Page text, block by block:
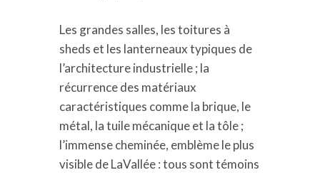
Les grandes salles, les toitures à
sheds et les lanterneaux typiques de
l’architecture industrielle ; la
récurrence des matériaux
caractéristiques comme la brique, le
métal, la tuile mécanique et la tôle ;
l’immense cheminée, emblème le plus
visible deLaVallée: tous sont témoins